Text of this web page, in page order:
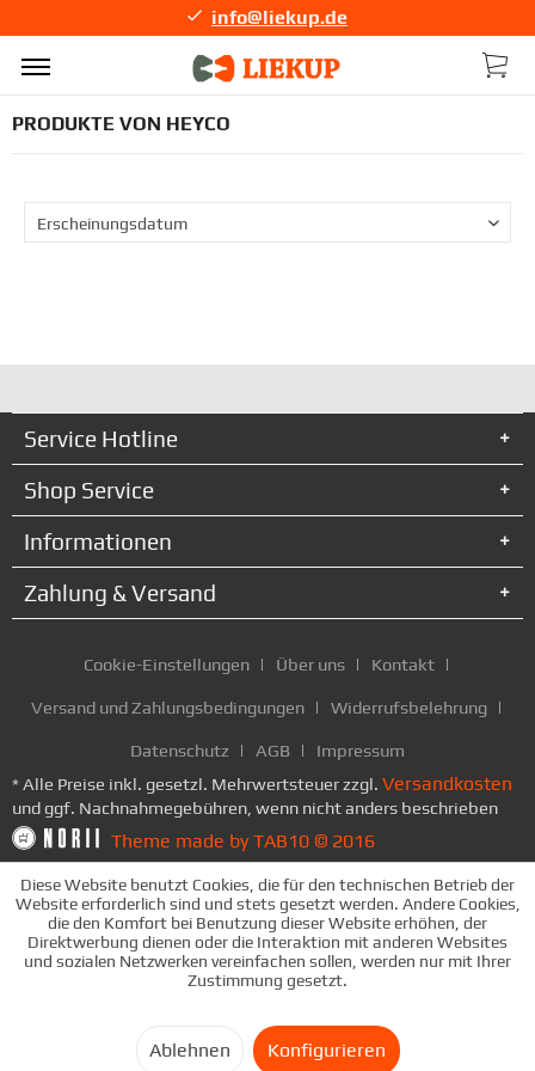
info@liekup.de
PRODUKTE VON HEYCO
Service Hotline
Shop Service
Informationen
Zahlung & Versand
Cookie-Einstellungen Über uns Kontakt
Versand und Zahlungsbedingungen Widerrufsbelehrung
Datenschutz AGB
Impressum
* Alle Preise inkl. gesetzl. Mehrwertsteuer zzgl. Versandkosten
und ggf. Nachnahmegebühren, wenn nicht anders beschrieben
Theme made by TAB10 © 2016
Diese Website benutzt Cookies, die für den technischen Betrieb der
Website erforderlich sind und stets gesetzt werden. Andere Cookies,
die den Komfort bei Benutzung dieser Website erhöhen, der
Direktwerbung dienen oder die Interaktion mit anderen Websites
und sozialen Netzwerken vereinfachen sollen, werden nur mit Ihrer
Zustimmung gesetzt.
Ablehnen Konfigurieren